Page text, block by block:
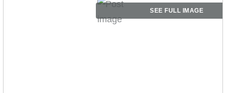
SEE FULL IMAGE